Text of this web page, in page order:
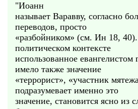
"Иоанн
называет Варавву, согласно
переводов, просто
«разбойником» (см. Ин 18,
политическом контексте
использованное евангелистом
имело также значение
«террорист», «участник
подразумевает именно это
значение, становится ясно из